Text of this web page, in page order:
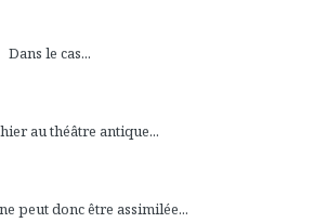
le cas...
au théâtre antique...
peut donc être assimilée...